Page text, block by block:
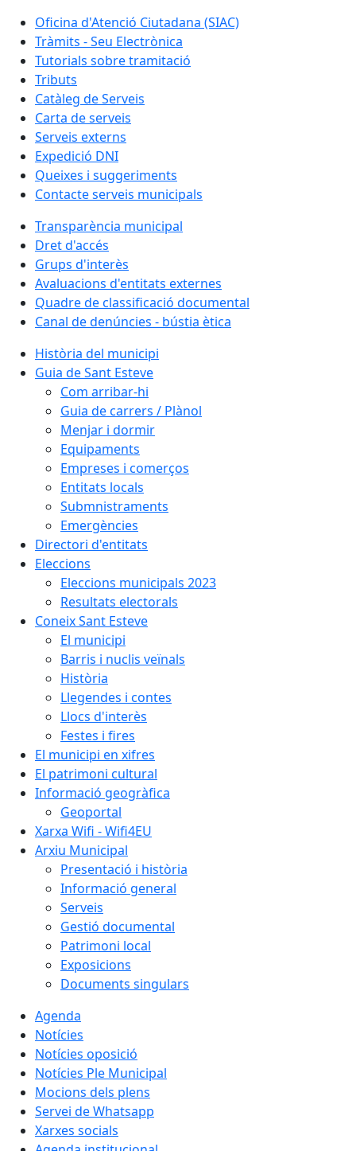
Oficina d'Atenció Ciutadana (SIAC)
Tràmits - Seu Electrònica
Tutorials sobre tramitació
Tributs
Catàleg de Serveis
Carta de serveis
Serveis externs
Expedició DNI
Queixes i suggeriments
Contacte serveis municipals
Transparència municipal
Dret d'accés
Grups d'interès
Avaluacions d'entitats externes
Quadre de classificació documental
Canal de denúncies - bústia ètica
Història del municipi
Guia de Sant Esteve
Com arribar-hi
Guia de carrers / Plànol
Menjar i dormir
Equipaments
Empreses i comerços
Entitats locals
Submnistraments
Emergències
Directori d'entitats
Eleccions
Eleccions municipals 2023
Resultats electorals
Coneix Sant Esteve
El municipi
Barris i nuclis veïnals
Història
Llegendes i contes
Llocs d'interès
Festes i fires
El municipi en xifres
El patrimoni cultural
Informació geogràfica
Geoportal
Xarxa Wifi - Wifi4EU
Arxiu Municipal
Presentació i història
Informació general
Serveis
Gestió documental
Patrimoni local
Exposicions
Documents singulars
Agenda
Notícies
Notícies oposició
Notícies Ple Municipal
Mocions dels plens
Servei de Whatsapp
Xarxes socials